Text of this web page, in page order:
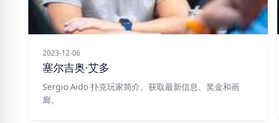
2023-12-06
塞尔吉奥·艾多
Sergio Aido 扑克玩家简介。获取最新信息、奖金和画
廊。